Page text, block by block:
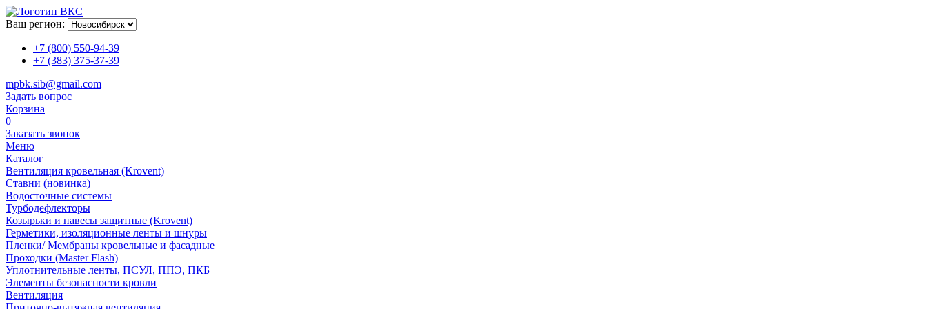
Ваш регион:
+7 (800) 550-94-39
+7 (383) 375-37-39
mpbk.sib@gmail.com
Задать вопрос
Корзина
0
Заказать звонок
Меню
Каталог
Вентиляция кровельная (Krovent)
Ставни (новинка)
Водосточные системы
Турбодефлекторы
Козырьки и навесы защитные (Krovent)
Герметики, изоляционные ленты и шнуры
Пленки/ Мембраны кровельные и фасадные
Проходки (Master Flash)
Уплотнительные ленты, ПСУЛ, ППЭ, ПКБ
Элементы безопасности кровли
Вентиляция